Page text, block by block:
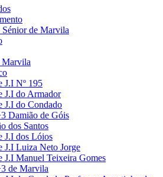
de Marvila
Marvila
J.I Nº 195
J.I do Armador
J.I do Condado
Damião de Góis
dos Santos
J.I dos Lóios
J.I Luiza Neto Jorge
J.I Manuel Teixeira Gomes
de Marvila